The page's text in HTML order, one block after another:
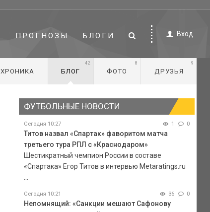
ПРОГНОЗЫ БЛОГИ Вход
ХРОНИКА БЛОГ
42
ФОТО
8
ДРУЗЬЯ
9
ФУТБОЛЬНЫЕ НОВОСТИ
Сегодня 10:27 1 0
Титов назвал «Спартак» фаворитом матча
третьего тура РПЛ с «Краснодаром»
Шестикратный чемпион России в составе
«Спартака» Егор Титов в интервью Metaratings.ru
Сегодня 10:21 36 0
Непомнящий: «Санкции мешают Сафонову